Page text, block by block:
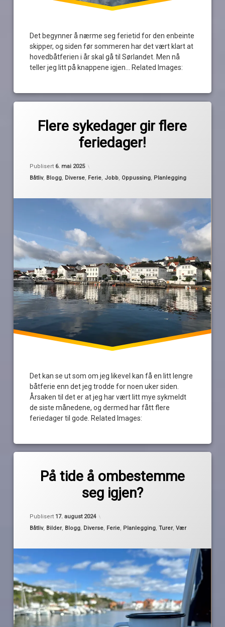
Det begynner å nærme seg ferietid for den enbeinte
skipper, og siden før sommeren har det vært klart at
hovedbåtferien i år skal gå til Sørlandet. Men nå
teller jeg litt på knappene igjen… Related Images:
Flere sykedager gir flere
feriedager!
Publisert 6. mai 2025
Kategorier:
Båtliv, Blogg, Diverse, Ferie, Jobb, Oppussing, Planlegging
Det kan se ut som om jeg likevel kan få en litt lengre
båtferie enn det jeg trodde for noen uker siden.
Årsaken til det er at jeg har vært litt mye sykmeldt
de siste månedene, og dermed har fått flere
feriedager til gode. Related Images:
feriedager
sykedager
til
På tide å ombestemme
seg igjen?
Publisert 17. august 2024
Kategorier:
Båtliv, Bilder, Blogg, Diverse, Ferie, Planlegging,Turer,Vær
båtferie
vær
kos
seg
planer